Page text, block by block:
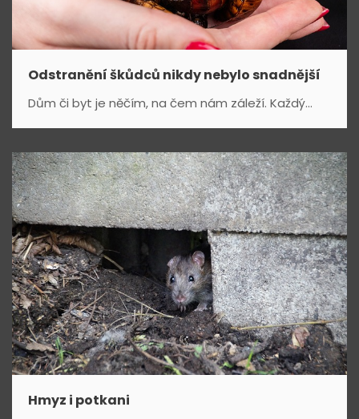
í
ě
v
e
k
Odstranění škůdců nikdy nebylo snadnější
Dům či byt je něčím, na čem nám záleží. Každý...
Hmyz i potkani